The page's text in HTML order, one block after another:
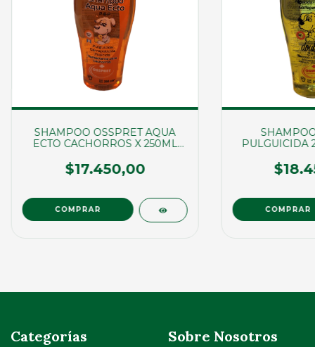
SHAMPOO OSSPRET AQUA
ECTO CACHORROS X 250ML
$17.450,00
PULGUICIDA
Categorías Sobre Nosotros